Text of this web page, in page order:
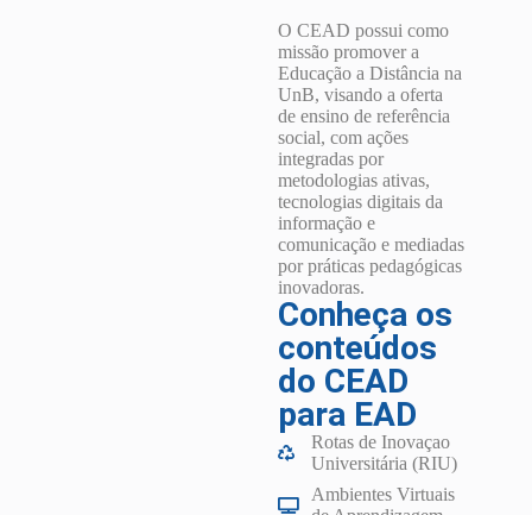
O CEAD possui como
missão promover a
Educação a Distância na
UnB, visando a oferta
de ensino de referência
social, com ações
integradas por
metodologias ativas,
tecnologias digitais da
informação e
comunicação e mediadas
por práticas pedagógicas
inovadoras.
Conheça os
conteúdos
do CEAD
para EAD
Rotas de Inovaçao
Universitária (RIU)
Ambientes Virtuais